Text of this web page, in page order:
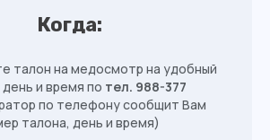
Когда:
талон на медосмотр на удобный
и время по тел. 988-377
по телефону сообщит Вам
талона, день и время)